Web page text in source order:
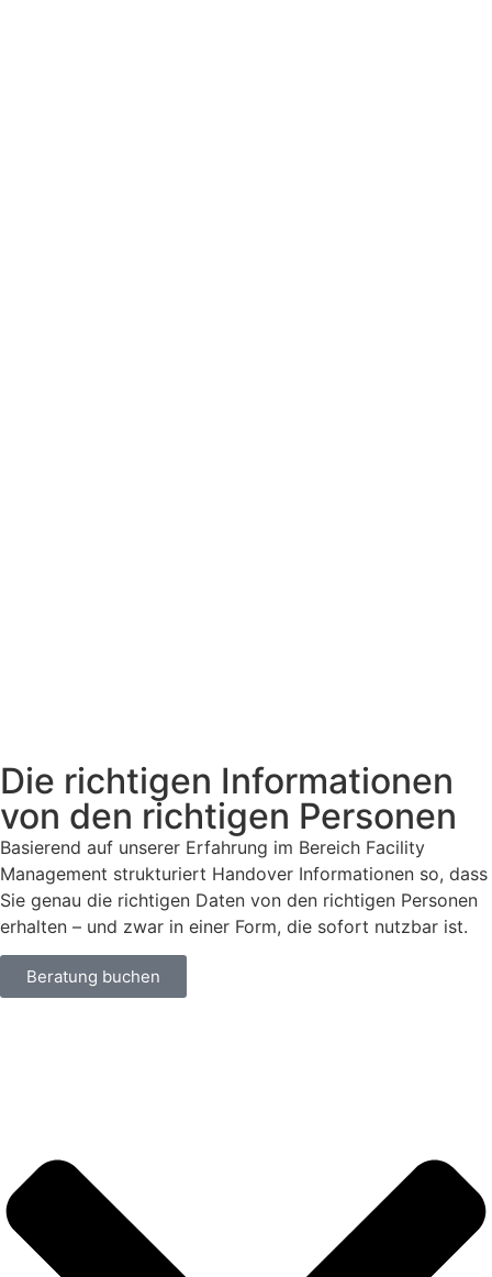
Die richtigen Informationen
von den richtigen Personen
Basierend auf unserer Erfahrung im Bereich Facility
Management strukturiert Handover Informationen so, dass
Sie genau die richtigen Daten von den richtigen Personen
erhalten – und zwar in einer Form, die sofort nutzbar ist.
Beratung buchen